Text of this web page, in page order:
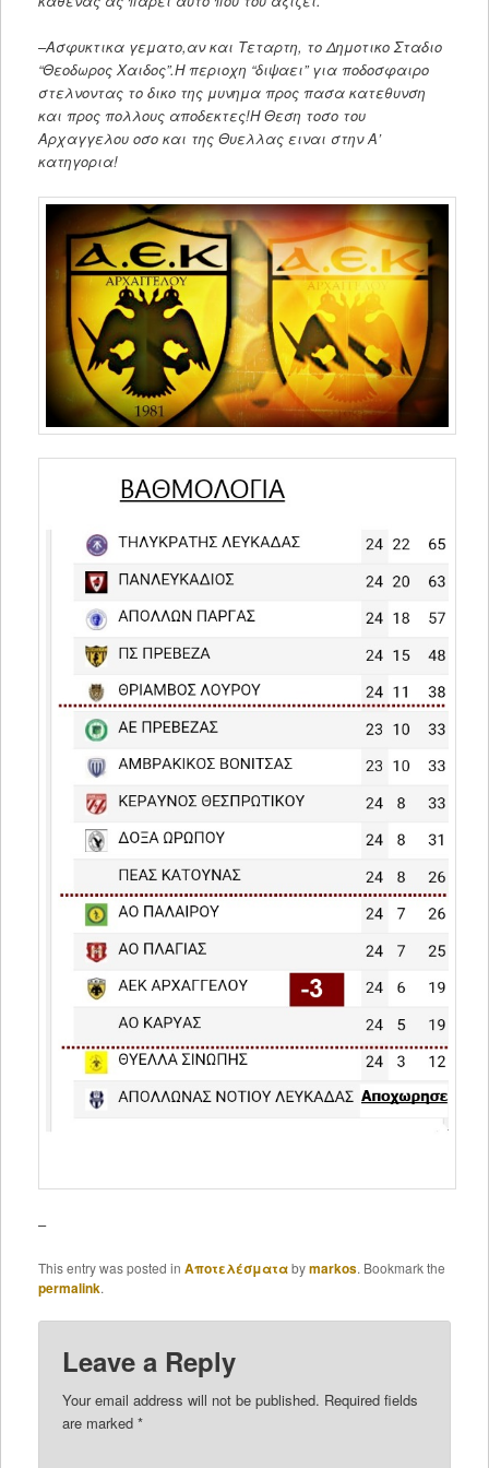
–Ασφυκτικα γεματο,αν και Τεταρτη, το Δημοτικο Σταδιο
“Θεοδωρος Χαιδος”.Η περιοχη “διψαει” για ποδοσφαιρο
στελνοντας το δικο της μυνημα προς πασα κατεθυνση
και προς πολλους αποδεκτες!Η Θεση τοσο του
Αρχαγγελου οσο και της Θυελλας ειναι στην Α’
κατηγορια!
–
This entry was posted in Αποτελέσματαbymarkos. Bookmark the
permalink.
Leave a Reply
Your email address will not be published. Required fields
are marked*